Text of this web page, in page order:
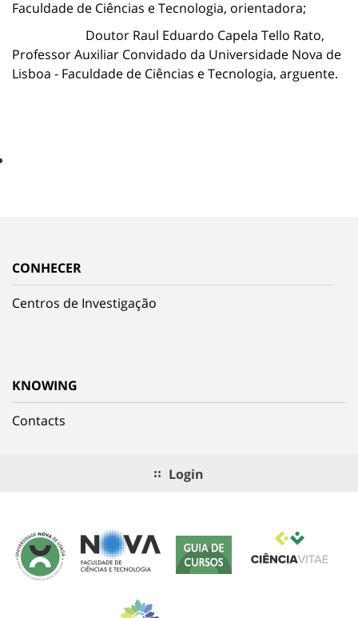
Faculdade de Ciências e Tecnologia, orientadora;
Doutor Raul Eduardo Capela Tello Rato,
Professor Auxiliar Convidado da Universidade Nova de
Lisboa - Faculdade de Ciências e Tecnologia, arguente.
CONHECER
Centros de Investigação
KNOWING
Contacts
Login